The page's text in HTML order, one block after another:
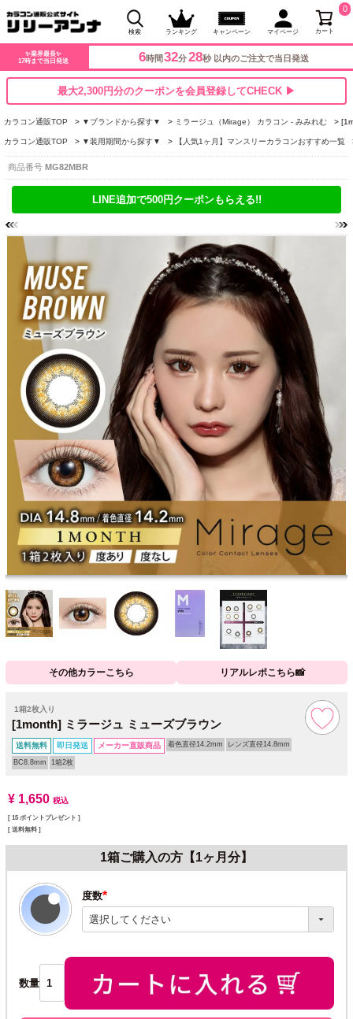
検索 ランキング キャンペーン マイページ カート
0
✨業界最長✨
17時まで当日発送
6時間 32分28秒 以内のご注文で当日発送
最大2,300円分のクーポンを会員登録してCHECK ▶
カラコン通販TOP ▼ブランドから探す▼ ミラージュ（Mirage） カラコン - みみれむ
カラコン通販TOP ▼装用期間から探す▼ 【人気1ヶ月】マンスリーカラコンおすすめ一覧
商品番号 MG82MBR
LINE追加で500円クーポンもらえる!!
その他カラーこちら リアルレポこちら📸
1箱2枚入り
[1month] ミラージュ ミューズブラウン
送料無料 即日発送 メーカー直販商品 着色直径14.2mm レンズ直径14.8mm
BC8.8mm 1箱2枚
¥ 1,650 税込
[ 15 ポイントプレゼント ]
送料無料
1箱ご購入の方【1ヶ月分】
度数
(必
須)
数量